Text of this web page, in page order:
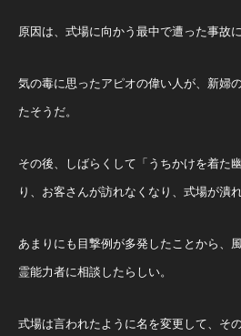
原因は、式場に向かう最中で遭った事故
気の毒に思ったアピオの偉い人が、新婦
たそうだ。
その後、しばらくして「うちかけを着た
り、お客さんが訪れなくなり、式場が潰
あまりにも目撃例が多発したことから、
霊能力者に相談したらしい。
式場は言われたように名を変更して、そ